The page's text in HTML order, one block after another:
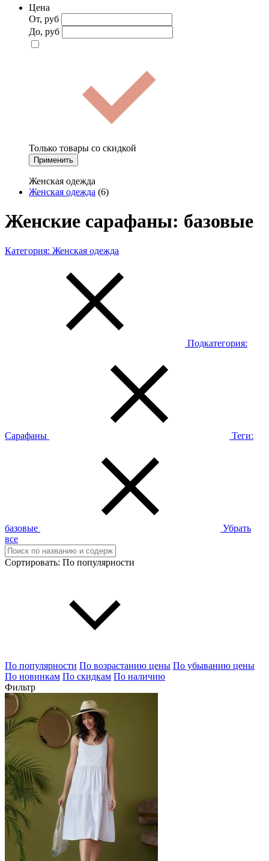
Цена
От, руб
До, руб
Только товары со скидкой
Применить
Женская одежда
Женская одежда (6)
Женские сарафаны: базовые
Категория: Женская одежда
Подкатегория:
Сарафаны Теги:
базовые
Убрать
все
Сортировать: По популярности
По популярности По возрастанию цены По убыванию цены
По новинкам По скидкам По наличию
Фильтр